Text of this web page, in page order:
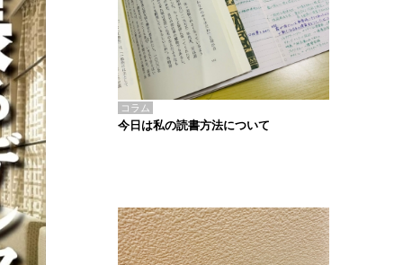
コラム
今日は私の読書方法について